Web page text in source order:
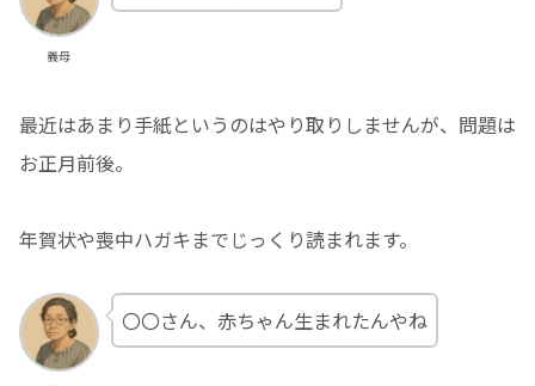
義母
最近はあまり手紙というのはやり取りしませんが、問題は
お正月前後。
年賀状や喪中ハガキまでじっくり読まれます。
〇〇さん、赤ちゃん生まれたんやね